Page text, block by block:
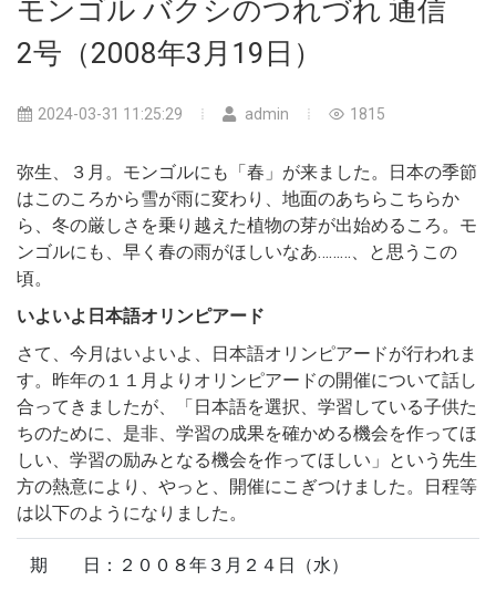
モンゴル バクシのつれづれ 通信
2号（2008年3月19日）
2024-03-31 11:25:29 admin 1815
弥生、３月。モンゴルにも「春」が来ました。日本の季節
はこのころから雪が雨に変わり、地面のあちらこちらか
ら、冬の厳しさを乗り越えた植物の芽が出始めるころ。モ
ンゴルにも、早く春の雨がほしいなあ………、と思うこの
頃。
いよいよ日本語オリンピアード
さて、今月はいよいよ、日本語オリンピアードが行われま
す。昨年の１１月よりオリンピアードの開催について話し
合ってきましたが、「日本語を選択、学習している子供た
ちのために、是非、学習の成果を確かめる機会を作ってほ
しい、学習の励みとなる機会を作ってほしい」という先生
方の熱意により、やっと、開催にこぎつけました。日程等
は以下のようになりました。
期 日：２００８年３月２４日（水）